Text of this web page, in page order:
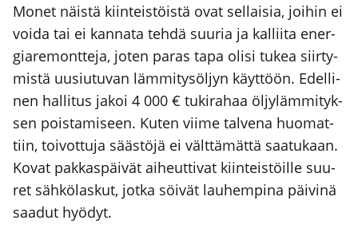
Monet näis­tä kiin­teis­töis­tä ovat sel­lai­sia, joi­hin ei
voi­da tai ei kan­na­ta teh­dä suu­ria ja kal­lii­ta ener­
gia­re­mont­te­ja, joten paras tapa oli­si tukea siir­ty­
mis­tä uusiu­tu­van läm­mi­ty­söl­jyn käyt­töön. Edel­li­
nen hal­li­tus jakoi 4 000 € tuki­ra­haa öljy­läm­mi­tyk­
sen pois­ta­mi­seen. Kuten vii­me tal­ve­na huo­mat­
tiin, toi­vot­tu­ja sääs­tö­jä ei vält­tä­mät­tä saa­tu­kaan.
Kovat pak­kas­päi­vät aiheut­ti­vat kiin­teis­töil­le suu­
ret säh­kö­las­kut, jot­ka söi­vät lau­hem­pi­na päi­vi­nä
saa­dut hyö­dyt.